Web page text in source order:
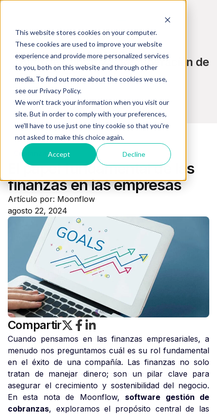
This website stores cookies on your computer.
These cookies are used to improve your website
experience and provide more personalized services
to you, both on this website and through other
media. To find out more about the cookies we use,
see our Privacy Policy.
We won't track your information when you visit our
site. But in order to comply with your preferences,
we'll have to use just one tiny cookie so that you're
not asked to make this choice again.
Accept Decline
Blog de Cobranza, Recuperación de
Pagos y Tecnología
Cobranza
El papel fundamental de las
finanzas en las empresas
Artículo por: Moonflow
agosto 22, 2024
Compartir
Cuando pensamos en las finanzas empresariales, a
menudo nos preguntamos cuál es su rol fundamental
en el éxito de una compañía. Las finanzas no solo
tratan de manejar dinero; son un pilar clave para
asegurar el crecimiento y sostenibilidad del negocio.
En esta nota de Moonflow, software gestión de
cobranzas, exploramos el propósito central de las